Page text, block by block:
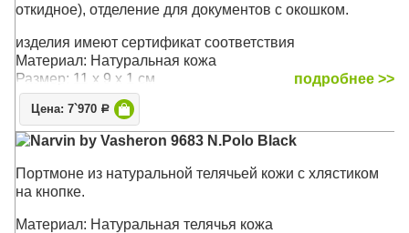
откидное), отделение для документов с окошком.
изделия имеют сертификат соответствия
Материал: Натуральная кожа
Размер: 11 х 9 х 1 см
подробнее >>
Цена: 7`970 Р
Narvin by Vasheron 9683 N.Polo Black
Портмоне из натуральной телячьей кожи с хлястиком
на кнопке.
Материал: Натуральная телячья кожа